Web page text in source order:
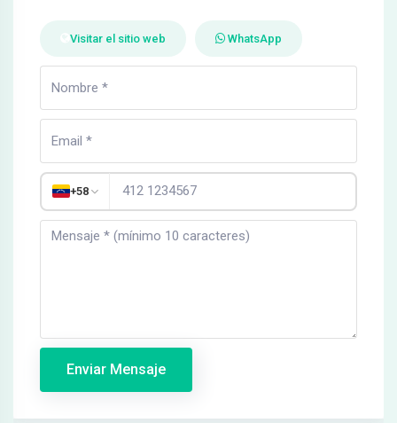
Visitar el sitio web WhatsApp
+58
Enviar Mensaje